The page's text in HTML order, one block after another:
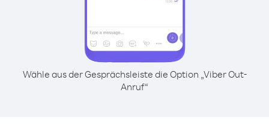
Wähle aus der Gesprächsleiste die Option „Viber Out-
Anruf“